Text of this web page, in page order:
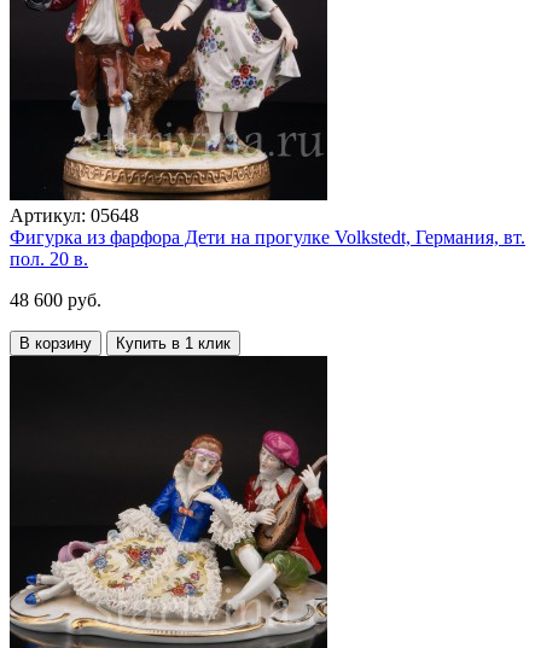
Артикул: 05648
Фигурка из фарфора Дети на прогулке Volkstedt, Германия, вт.
пол. 20 в.
48 600 руб.
В корзину Купить в 1 клик